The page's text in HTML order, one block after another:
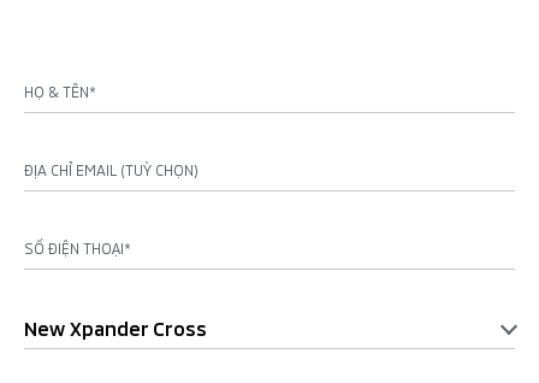
HỌ & TÊN*
ĐỊA CHỈ EMAIL (TUỲ CHỌN)
SỐ ĐIỆN THOẠI*
New Xpander Cross